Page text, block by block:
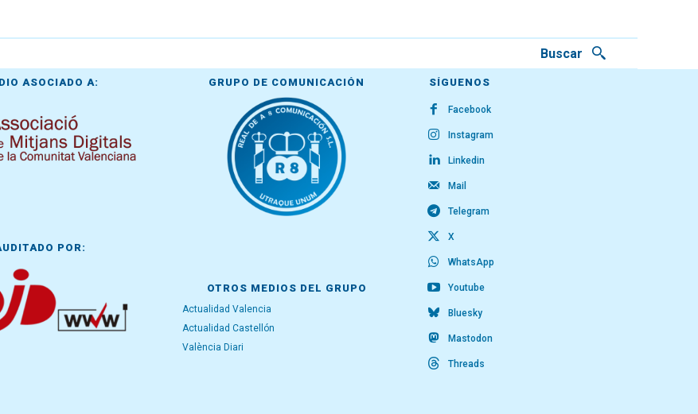
Buscar
ASOCIADO A:
POR:
GRUPO DE COMUNICACIÓN
OTROS MEDIOS DEL GRUPO
Actualidad Valencia
Actualidad Castellón
València Diari
SÍGUENOS
Facebook
Instagram
Linkedin
Mail
Telegram
X
WhatsApp
Youtube
Bluesky
Mastodon
Threads